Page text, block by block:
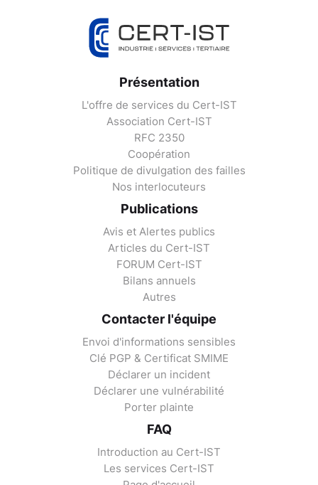
Présentation
L'offre de services du Cert-IST
Association Cert-IST
RFC 2350
Coopération
Politique de divulgation des failles
Nos interlocuteurs
Publications
Avis et Alertes publics
Articles du Cert-IST
FORUM Cert-IST
Bilans annuels
Autres
Contacter l'équipe
Envoi d'informations sensibles
Clé PGP & Certificat SMIME
Déclarer un incident
Déclarer une vulnérabilité
Porter plainte
FAQ
Introduction au Cert-IST
Les services Cert-IST